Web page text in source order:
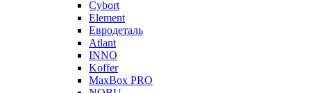
Cybort
Element
Евродеталь
Atlant
INNO
Koffer
MaxBox PRO